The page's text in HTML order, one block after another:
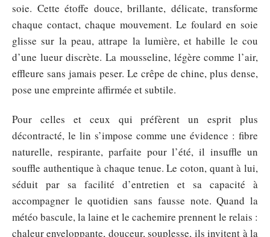
soie. Cette étoffe douce, brillante, délicate, transforme
chaque contact, chaque mouvement. Le foulard en soie
glisse sur la peau, attrape la lumière, et habille le cou
d’une lueur discrète. La mousseline, légère comme l’air,
effleure sans jamais peser. Le crêpe de chine, plus dense,
pose une empreinte affirmée et subtile.
Pour celles et ceux qui préfèrent un esprit plus
décontracté, le lin s’impose comme une évidence : fibre
naturelle, respirante, parfaite pour l’été, il insuffle un
souffle authentique à chaque tenue. Le coton, quant à lui,
séduit par sa facilité d’entretien et sa capacité à
accompagner le quotidien sans fausse note. Quand la
météo bascule, la laine et le cachemire prennent le relais :
chaleur enveloppante, douceur, souplesse, ils invitent à la